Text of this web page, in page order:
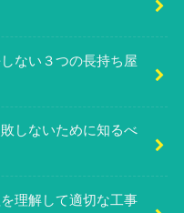
ない３つの長持ち屋
しないために知るべ
理解して適切な工事